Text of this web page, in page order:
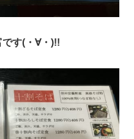
です(・∀・)!!